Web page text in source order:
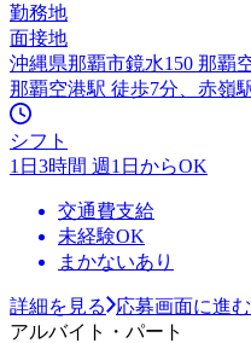
勤務地
面接地
沖縄県那覇市鏡水150 那覇
那覇空港駅 徒歩7分、赤嶺
シフト
1日3時間 週1日からOK
交通費支給
未経験OK
まかないあり
詳細を見る
応募画面に進む
アルバイト・パート